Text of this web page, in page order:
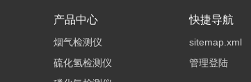
产品中心
烟气检测仪
硫化氢检测仪
快捷导航
sitemap.xml
管理登陆